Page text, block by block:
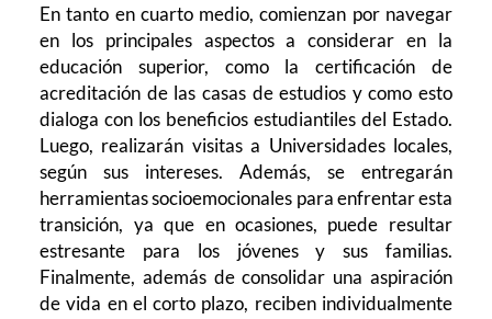
En tanto en cuarto medio, comienzan por navegar
en los principales aspectos a considerar en la
educación superior, como la certificación de
acreditación de las casas de estudios y como esto
dialoga con los beneficios estudiantiles del Estado.
Luego, realizarán visitas a Universidades locales,
según sus intereses. Además, se entregarán
herramientas socioemocionales para enfrentar esta
transición, ya que en ocasiones, puede resultar
estresante para los jóvenes y sus familias.
Finalmente, además de consolidar una aspiración
de vida en el corto plazo, reciben individualmente